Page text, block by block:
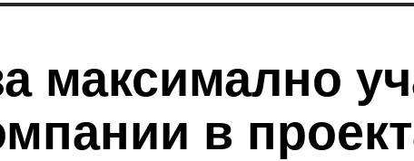
максимално
в